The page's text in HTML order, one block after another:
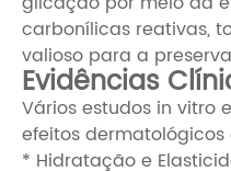
carbonílicas reativas,
valioso para a
Evidências
Vários estudos in vitro
efeitos
* Hidratação e